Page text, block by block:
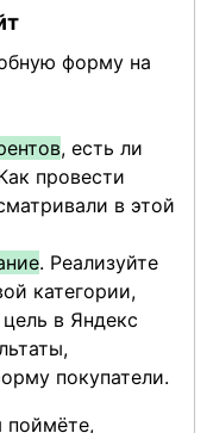
форму на
, есть ли
провести
в этой
. Реализуйте
категории,
в Яндекс
покупатели.
поймёте,